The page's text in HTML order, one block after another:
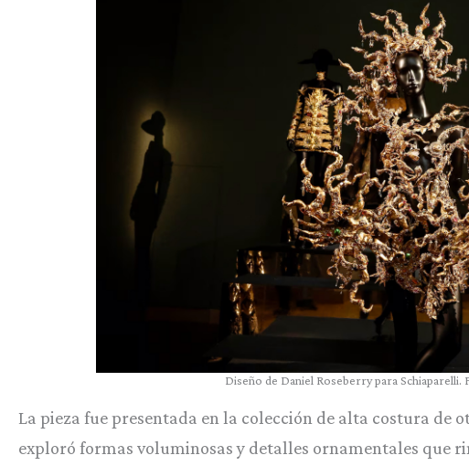
Diseño de Daniel Roseberry para Schiaparelli.
La pieza fue presentada en la colección de alta costura de
exploró formas voluminosas y detalles ornamentales que